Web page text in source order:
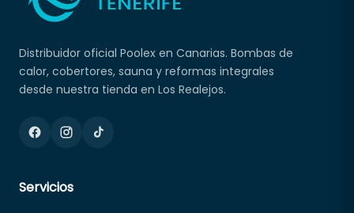
Distribuidor oficial Poolex en Canarias. Bombas de
calor, cobertores, sauna y reformas integrales
desde nuestra tienda en Los Realejos.
Servicios